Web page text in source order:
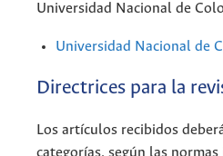
Universidad Nacional de
Universidad Nacional de
Directrices para la
Los artículos recibidos
categorías, según las